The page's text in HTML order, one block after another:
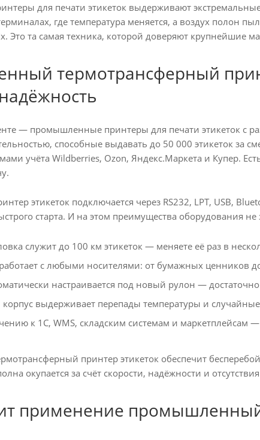
для печати этикеток выдерживают
где температура меняется, а воздух полон
Это та самая техника, которой доверяют крупнейшие
термотрансферный
— промышленные принтеры для печати этикеток с
способные выдавать до 50 000 этикеток за
учёта Wildberries, Ozon, Яндекс.Маркета и Купер.
этикеток подключается через RS232, LPT, USB,
старта. И на этом преимущества оборудования не
служит до 100 км этикеток — меняете её раз в
с любыми носителями: от бумажных ценников
настраивается под новый рулон —
выдерживает перепады температуры и
к 1С, WMS, складским системам и маркетплейсам
принтер этикеток обеспечит
окупается за счёт скорости, надёжности и
применение промышленный